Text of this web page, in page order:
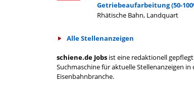
Getriebeaufarbeitung (50-
Rhätische Bahn, Landquart
Alle Stellenanzeigen
schiene.de Jobs ist eine redaktionell
Suchmaschine für aktuelle Stellenanzeigen in
Eisenbahnbranche.